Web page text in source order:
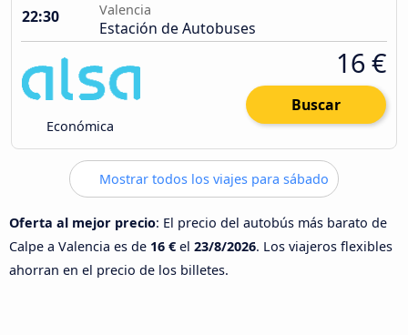
22:30
Valencia
Estación de Autobuses
Económica
16 €
Buscar
Mostrar todos los viajes para sábado
Oferta al mejor precio: El precio del autobús más barato de
Calpe a Valencia es de 16 € el 23/8/2026. Los viajeros flexibles
ahorran en el precio de los billetes.